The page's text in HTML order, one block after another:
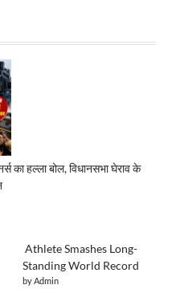
का हल्ला बोल, विधानसभा घेराव के
Athlete Smashes Long-
Standing World Record
by Admin